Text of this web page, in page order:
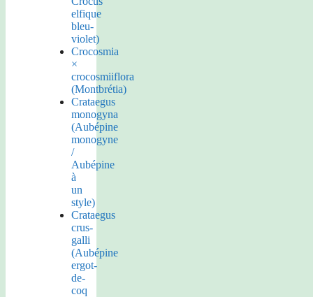
elfique
bleu-
violet)
Crocosmia
×
crocosmiiflora
(Montbrétia)
Crataegus
monogyna
(Aubépine
monogyne
/
Aubépine
à
un
style)
Crataegus
crus-
galli
(Aubépine
ergot-
de-
coq